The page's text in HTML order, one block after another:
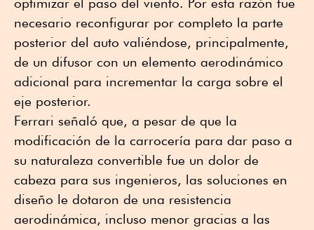
necesario reconfigurar por completo la parte
posterior del auto valiéndose, principalmente,
de un difusor con un elemento aerodinámico
adicional para incrementar la carga sobre el
eje posterior.
Ferrari señaló que, a pesar de que la
modificación de la carrocería para dar paso a
su naturaleza convertible fue un dolor de
cabeza para sus ingenieros, las soluciones en
diseño le dotaron de una resistencia
aerodinámica, incluso menor gracias a las